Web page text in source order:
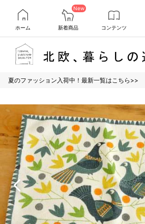
ホーム
New
新着商品 コンテンツ
夏のファッション入荷中！最新一覧はこちら>>